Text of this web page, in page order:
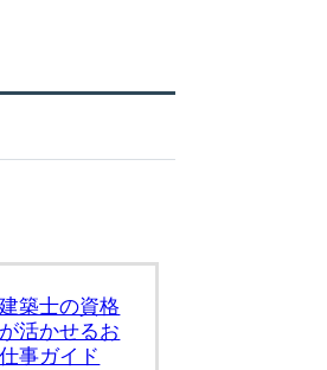
建築士の資格
が活かせるお
仕事ガイド